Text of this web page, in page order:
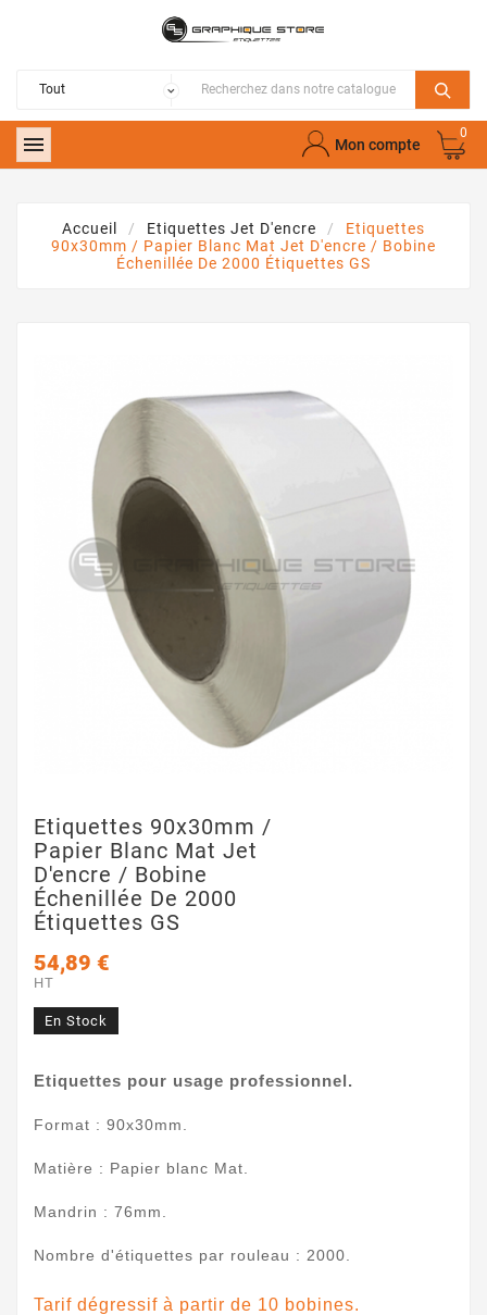
 Mon compte
0
Accueil Etiquettes Jet D'encre
Etiquettes
90x30mm / Papier Blanc Mat Jet D'encre / Bobine
Échenillée De 2000 Étiquettes GS
Etiquettes 90x30mm /
Papier Blanc Mat Jet
D'encre / Bobine
Échenillée De 2000
Étiquettes GS
54,89 €
HT
En Stock
Etiquettes pour usage professionnel.
Format : 90x30mm.
Matière : Papier blanc Mat.
Mandrin : 76mm.
Nombre d'étiquettes par rouleau : 2000.
Tarif dégressif à partir de 10 bobines.